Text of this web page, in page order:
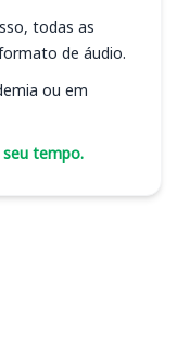
todas as
de áudio.
ou em
tempo.